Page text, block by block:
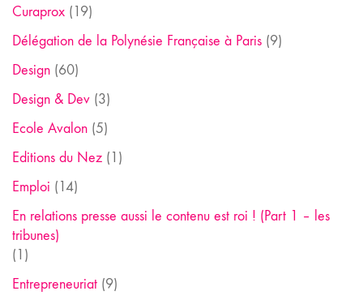
Curaprox (19)
Délégation de la Polynésie Française à Paris (9)
Design (60)
Design & Dev (3)
Ecole Avalon (5)
Editions du Nez (1)
Emploi (14)
En relations presse aussi le contenu est roi ! (Part 1 – les
tribunes)
(1)
Entrepreneuriat (9)